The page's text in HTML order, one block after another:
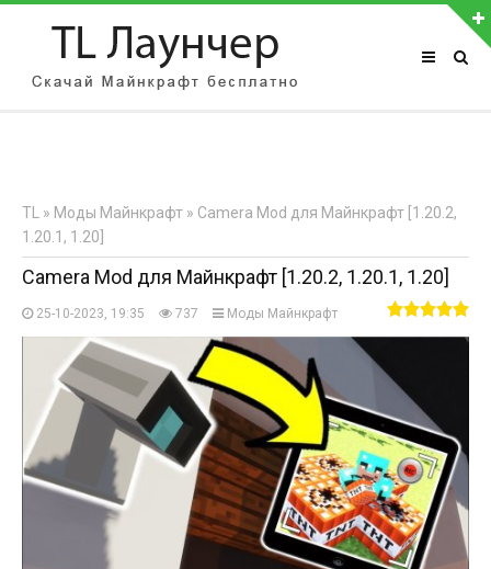
АВТОРИЗАЦИЯ НА САЙТЕ
Регистрация
TL » Моды Майнкрафт » Camera Mod для Майнкрафт [1.20.2,
1.20.1, 1.20]
Camera Mod для Майнкрафт [1.20.2, 1.20.1, 1.20]
25-10-2023, 19:35 737 Моды Майнкрафт